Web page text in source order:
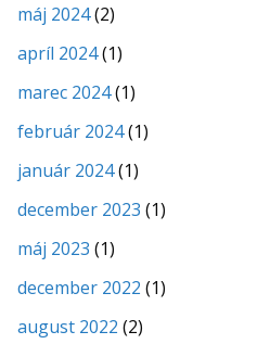
máj 2024(2)
apríl 2024(1)
marec 2024(1)
február 2024(1)
január 2024(1)
december 2023 (1)
máj 2023 (1)
december 2022 (1)
august 2022 (2)